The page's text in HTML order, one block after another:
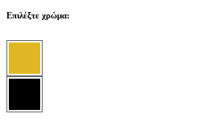
Επιλέξτε χρώμα: